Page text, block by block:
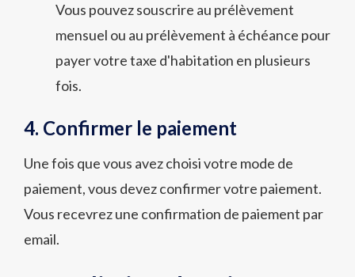
Vous pouvez souscrire au prélèvement
mensuel ou au prélèvement à échéance pour
payer votre taxe d'habitation en plusieurs
fois.
4. Confirmer le paiement
Une fois que vous avez choisi votre mode de
paiement, vous devez confirmer votre paiement.
Vous recevrez une confirmation de paiement par
email.